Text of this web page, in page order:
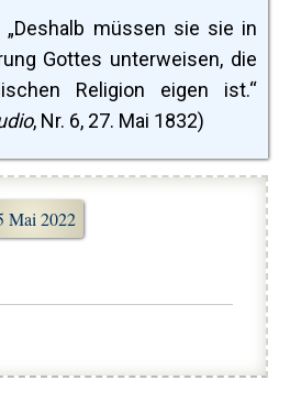
„Deshalb müssen sie sie in
Gottes unterweisen, die
Religion eigen ist.“
, Nr. 6, 27. Mai 1832)
Mai 2022